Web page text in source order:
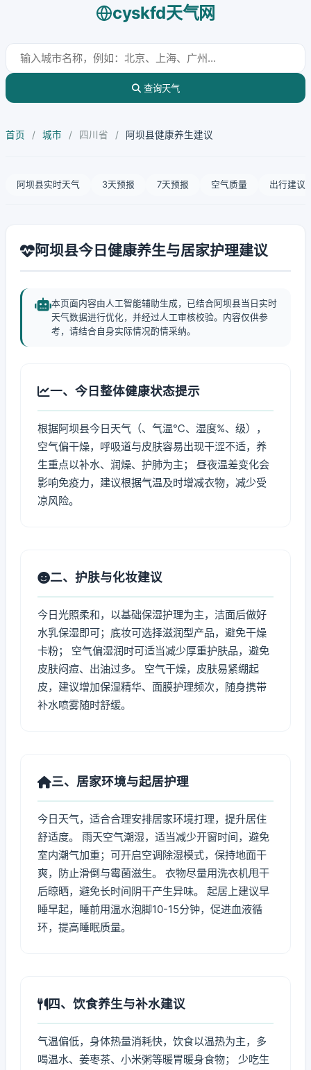
cyskfd天气网
查询天气
首页 / 城市 / 四川省 / 阿坝县健康养生建议
阿坝县实时天气 3天预报 7天预报 空气质量 出行建议
阿坝县今日健康养生与居家护理建议
本页面内容由人工智能辅助生成，已结合阿坝县当日实时
天气数据进行优化，并经过人工审核校验。内容仅供参
考，请结合自身实际情况酌情采纳。
一、今日整体健康状态提示
根据阿坝县今日天气（、气温℃、湿度%、级），
空气偏干燥，呼吸道与皮肤容易出现干涩不适，养
生重点以补水、润燥、护肺为主； 昼夜温差变化会
影响免疫力，建议根据气温及时增减衣物，减少受
凉风险。
二、护肤与化妆建议
今日光照柔和，以基础保湿护理为主，洁面后做好
水乳保湿即可；底妆可选择滋润型产品，避免干燥
卡粉； 空气偏湿润时可适当减少厚重护肤品，避免
皮肤闷痘、出油过多。 空气干燥，皮肤易紧绷起
皮，建议增加保湿精华、面膜护理频次，随身携带
补水喷雾随时舒缓。
三、居家环境与起居护理
今日天气，适合合理安排居家环境打理，提升居住
舒适度。 雨天空气潮湿，适当减少开窗时间，避免
室内潮气加重；可开启空调除湿模式，保持地面干
爽，防止滑倒与霉菌滋生。 衣物尽量用洗衣机甩干
后晾晒，避免长时间阴干产生异味。 起居上建议早
睡早起，睡前用温水泡脚10-15分钟，促进血液循
环，提高睡眠质量。
四、饮食养生与补水建议
气温偏低，身体热量消耗快，饮食以温热为主，多
喝温水、姜枣茶、小米粥等暖胃暖身食物； 少吃生